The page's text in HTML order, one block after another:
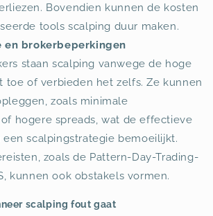
Bovendien kunnen de kosten
tools scalping duur maken.
en brokerbeperkingen
staan scalping vanwege de hoge
toe of verbieden het zelfs. Ze kunnen
zoals minimale
hogere spreads, wat de effectieve
scalpingstrategie bemoeilijkt.
zoals de Pattern-Day-Trading-
kunnen ook obstakels vormen.
scalping fout gaat